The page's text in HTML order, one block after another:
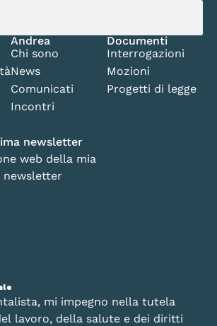
mi impegno nella tutela
lavoro, della salute e dei diritti
Andrea
Chi sono
News
Comunicati
Incontri
Documenti
Interrogazioni
Mozioni
Progetti di legge
newsletter
web della mia
newsletter